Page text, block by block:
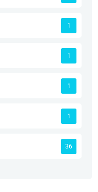
1
1
1
1
36